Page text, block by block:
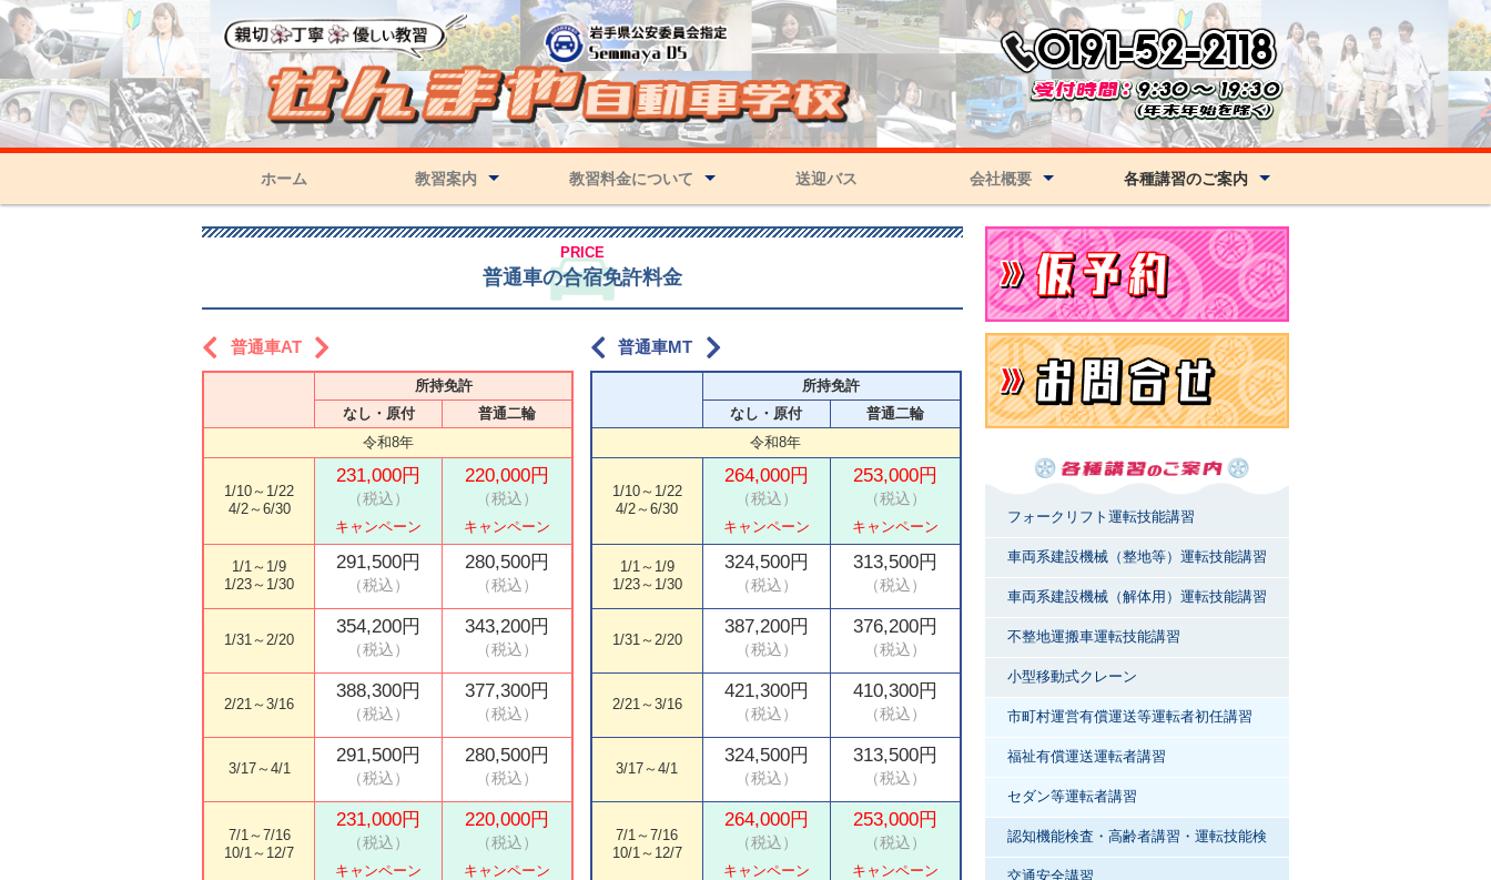
ホーム 教習案内
入校手続き
教習の流れ
教習車種と時限数
営業・時間割
教習料金について
【通学】教習料金
【合宿】教習料金
支払い方法
送迎バス 会社概要
会社概要とアクセス
沿革
各種講習のご案内
技能講習
自家用有償運送初任講習
高齢者・企業・学校向け講習
適性診断のご案内
PRICE
普通車の合宿免許料金
普通車AT
所持免許
なし・原付
普通二輪
令和8年
1/10～1/22
4/2～6/30
231,000円
キャンペーン
220,000円
キャンペーン
1/1～1/9
1/23～1/30
291,500円 280,500円
1/31～2/20
354,200円 343,200円
2/21～3/16
388,300円 377,300円
3/17～4/1
291,500円 280,500円
7/1～7/16
10/1～12/7
231,000円
キャンペーン
220,000円
キャンペーン
普通車MT
所持免許
なし・原付
普通二輪
令和8年
1/10～1/22
4/2～6/30
264,000円
キャンペーン
253,000円
キャンペーン
1/1～1/9
1/23～1/30
324,500円 313,500円
1/31～2/20
387,200円 376,200円
2/21～3/16
421,300円 410,300円
3/17～4/1
324,500円 313,500円
7/1～7/16
10/1～12/7
264,000円
キャンペーン
253,000円
キャンペーン
フォークリフト運転技能講習
車両系建設機械（整地等）運転技能講習
車両系建設機械（解体用）運転技能講習
不整地運搬車運転技能講習
小型移動式クレーン
市町村運営有償運送等運転者初任講習
福祉有償運送運転者講習
セダン等運転者講習
認知機能検査・高齢者講習・運転技能検
査